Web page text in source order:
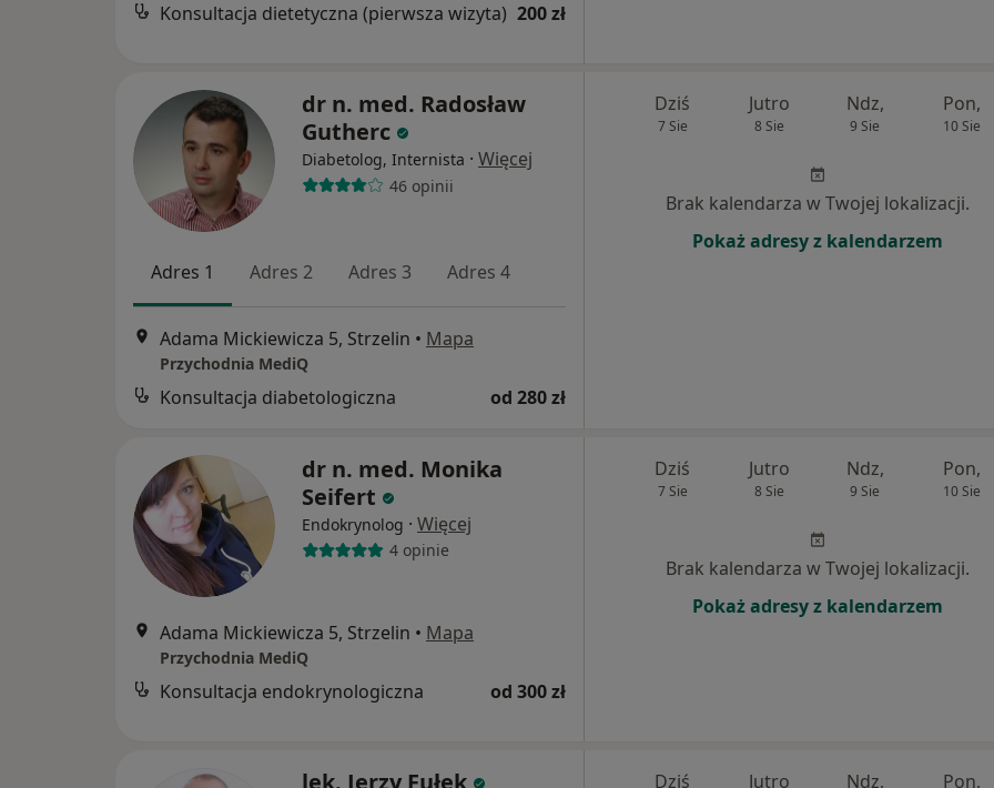
Konsultacja dietetyczna (pierwsza wizyta) 200 zł
dr n. med. Radosław
Gutherc
Diabetolog, Internista · Więcej
46 opinii
Adres 1 Adres 2 Adres 3 Adres 4
Adama Mickiewicza 5, Strzelin • Mapa
Przychodnia MediQ
Konsultacja diabetologiczna od 280 zł
Dziś
7 Sie
Jutro
8 Sie
Ndz,
9 Sie
Pon,
10 Sie
Brak kalendarza w Twojej lokalizacji.
Pokaż adresy z kalendarzem
dr n. med. Monika
Seifert
Endokrynolog · Więcej
4 opinie
Adama Mickiewicza 5, Strzelin • Mapa
Przychodnia MediQ
Konsultacja endokrynologiczna od 300 zł
Dziś
7 Sie
Jutro
8 Sie
Ndz,
9 Sie
Pon,
10 Sie
Brak kalendarza w Twojej lokalizacji.
Pokaż adresy z kalendarzem
lek. Jerzy Fułek Dziś Jutro Ndz, Pon,